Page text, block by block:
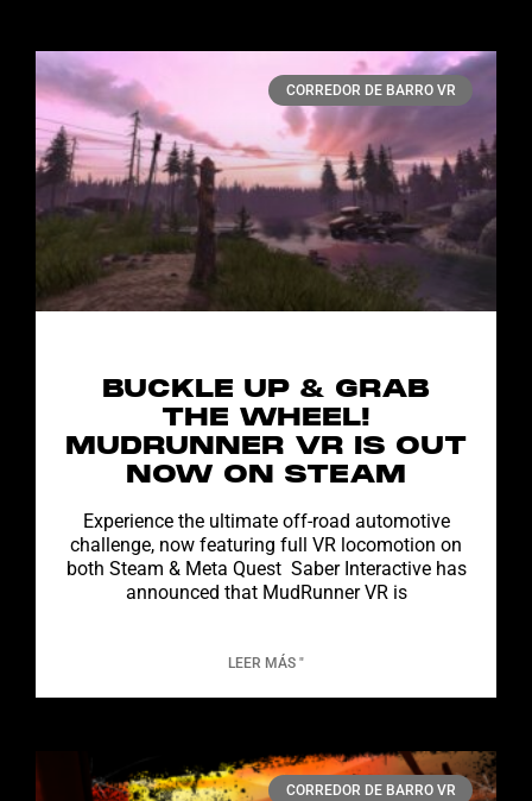
CORREDOR DE BARRO VR
BUCKLE UP & GRAB
THE WHEEL!
MUDRUNNER VR IS OUT
NOW ON STEAM
Experience the ultimate off-road automotive
challenge, now featuring full VR locomotion on
both Steam & Meta Quest Saber Interactive has
announced that MudRunner VR is
LEER MÁS "
CORREDOR DE BARRO VR